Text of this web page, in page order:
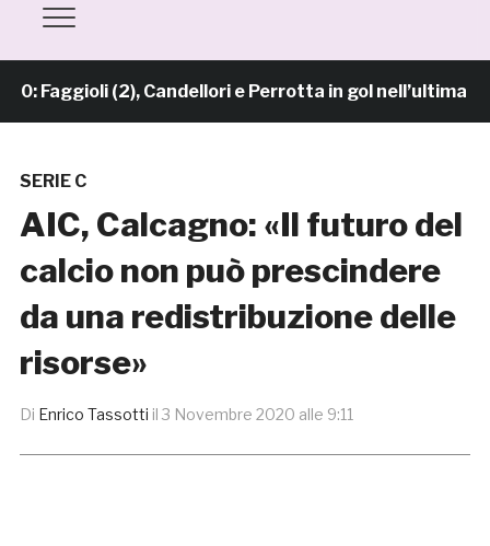
(2), Candellori e Perrotta in gol nell’ultima
SERIE C
AIC, Calcagno: «Il futuro del
calcio non può prescindere
da una redistribuzione delle
risorse»
Di Enrico Tassotti il 3 Novembre 2020 alle 9:11